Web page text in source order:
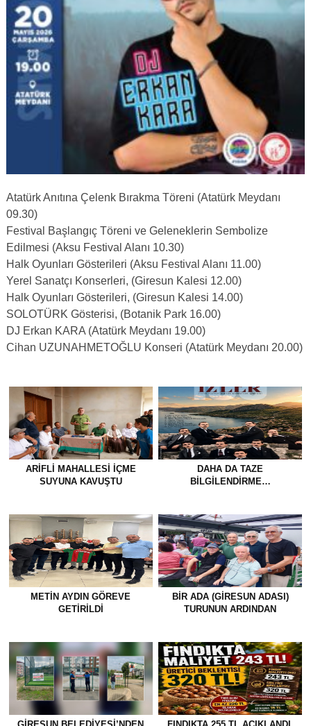
Atatürk Anıtına Çelenk Bırakma Töreni (Atatürk Meydanı
09.30)
Festival Başlangıç Töreni ve Geleneklerin Sembolize
Edilmesi (Aksu Festival Alanı 10.30)
Halk Oyunları Gösterileri (Aksu Festival Alanı 11.00)
Yerel Sanatçı Konserleri, (Giresun Kalesi 12.00)
Halk Oyunları Gösterileri, (Giresun Kalesi 14.00)
SOLOTÜRK Gösterisi, (Botanik Park 16.00)
DJ Erkan KARA (Atatürk Meydanı 19.00)
Cihan UZUNAHMETOĞLU Konseri (Atatürk Meydanı 20.00)
ARIFLI MAHALLESI İÇME
SUYUNA KAVUŞTU
DAHA DA TAZE
BİLGİLENDİRME…
METİN AYDIN GÖREVE
GETİRİLDİ
BİR ADA (GİRESUN ADASI)
TURUNUN ARDINDAN